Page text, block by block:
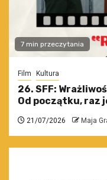
7 min przeczytania
Film Kultura
26. SFF:
Od początku, raz
21/07/2026 Maja